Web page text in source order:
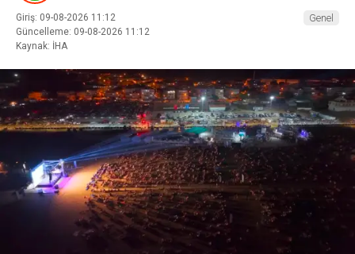
Giriş: 09-08-2026 11:12
Güncelleme: 09-08-2026 11:12
Kaynak: İHA
Genel